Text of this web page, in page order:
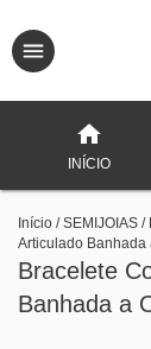
INÍCIO
Início / SEMIJOIAS /
Articulado Banhada
Bracelete
Banhada a